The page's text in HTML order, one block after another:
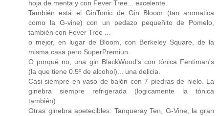
hoja de menta y con Fever Tree... excelente.
También está el GinTonic de Gin Bloom (tan aromatica
como la G-vine) con un pedazo pequeñito de Pomelo,
también con Fever Tree ...
o mejor, en lugar de Bloom, con Berkeley Square, de la
misma casa pero SuperPremiun.
O porqué no, una gin BlackWood's con tónica Fentiman's
(la que tiene 0.5º de alcohol)... una delicia.
Casi siempre en vaso de balón con 7 piedras de hielo. La
ginebra siempre refrigerada (logicamente la tónica
también).
Otras ginebra apetecibles: Tanqueray Ten, G-Vine, la gran